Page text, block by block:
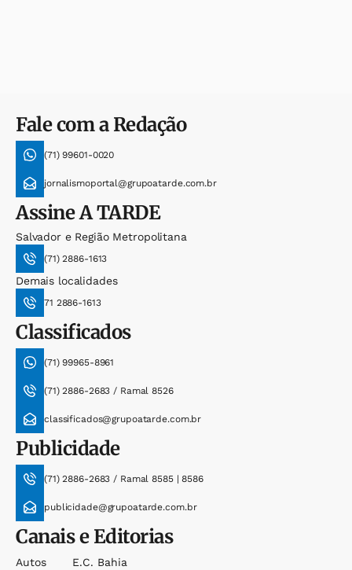
Fale com a Redação
(71) 99601-0020
jornalismoportal@grupoatarde.com.br
AssineA TARDE
Salvador e Região Metropolitana
(71) 2886-1613
Demais localidades
71 2886-1613
Classificados
(71) 99965-8961
(71) 2886-2683 / Ramal 8526
classificados@grupoatarde.com.br
Publicidade
(71) 2886-2683 / Ramal 8585 | 8586
publicidade@grupoatarde.com.br
Canais e Editorias
Autos
E.c. Bahia